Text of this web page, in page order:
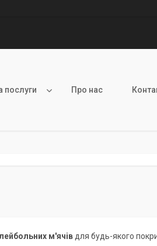
послуги Про нас
м'ячів для будь-якого